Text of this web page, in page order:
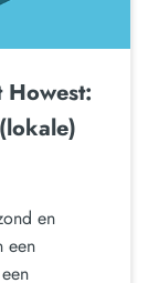
en
een